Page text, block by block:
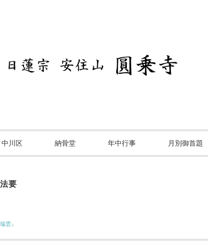
川区 納骨堂 年中行事 月別御首題
要
雲』